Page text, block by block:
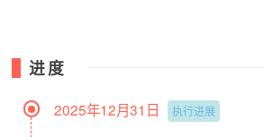
进度
2025年12月31日 执行进展